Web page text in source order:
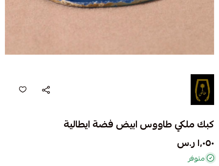
كبك ملكي طاووس ابيض فضة ايطالية
١٬٠٥٠ ر.س
متوفر